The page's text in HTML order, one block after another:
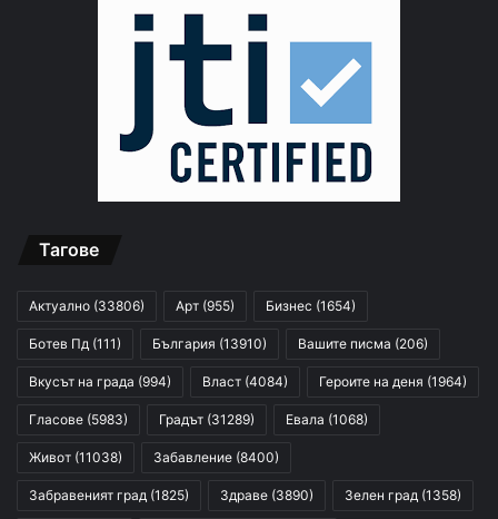
Тагове
Актуално (33806) Арт (955) Бизнес (1654)
Ботев Пд (111) България (13910) Вашите писма (206)
Вкусът на града (994) Власт (4084) Героите на деня (1964)
Гласове (5983) Градът (31289) Евала (1068)
Живот (11038) Забавление (8400)
Забравеният град (1825) Здраве (3890) Зелен град (1358)